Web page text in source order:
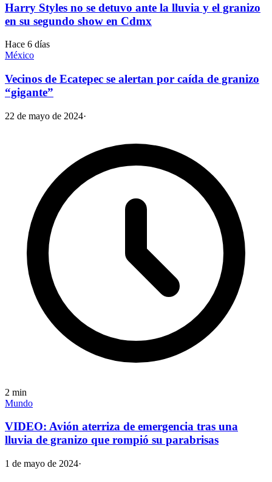
Harry Styles no se detuvo ante la lluvia y el granizo
en su segundo show en Cdmx
Hace 6 días
México
Vecinos de Ecatepec se alertan por caída de granizo
“gigante”
22 de mayo de 2024·
2 min
Mundo
VIDEO: Avión aterriza de emergencia tras una
lluvia de granizo que rompió su parabrisas
1 de mayo de 2024·